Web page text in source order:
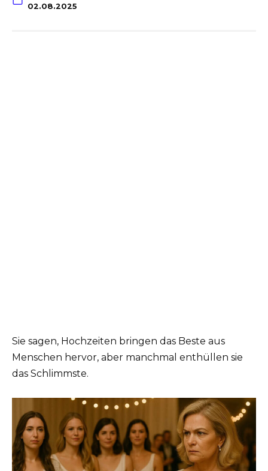
02.08.2025
Sie sagen, Hochzeiten bringen das Beste aus
Menschen hervor, aber manchmal enthüllen sie
das Schlimmste.